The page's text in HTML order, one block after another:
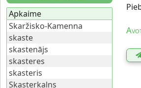
Apkaime
Skaržisko-Kamenna
skaste
skastenājs
skasteres
skasteris
Skasterkalns